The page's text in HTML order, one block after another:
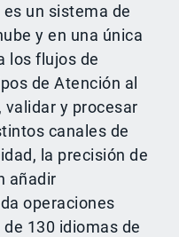
un sistema de
y en una única
los flujos de
de Atención al
validar y procesar
canales de
la precisión de
añadir
operaciones
130 idiomas de